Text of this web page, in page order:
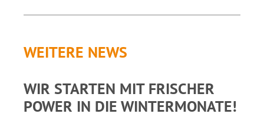
WEITERE NEWS
WIR STARTEN MIT FRISCHER
POWER IN DIE WINTERMONATE!